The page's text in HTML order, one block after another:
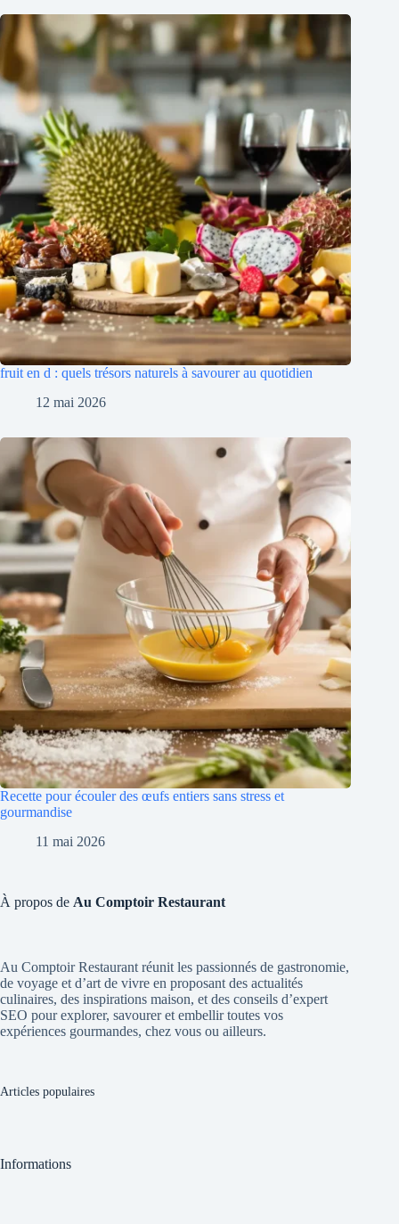
fruit en d : quels trésors naturels à savourer au quotidien
12 mai 2026
Recette pour écouler des œufs entiers sans stress et
gourmandise
11 mai 2026
À propos de Au Comptoir Restaurant
Au Comptoir Restaurant réunit les passionnés de gastronomie,
de voyage et d’art de vivre en proposant des actualités
culinaires, des inspirations maison, et des conseils d’expert
SEO pour explorer, savourer et embellir toutes vos
expériences gourmandes, chez vous ou ailleurs.
Articles populaires
Informations